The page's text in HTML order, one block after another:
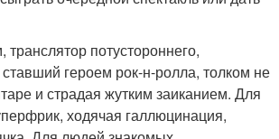
потустороннего,
героем рок-н-ролла, толком не
и страдая жутким заиканием. Для
ходячая галлюцинация,